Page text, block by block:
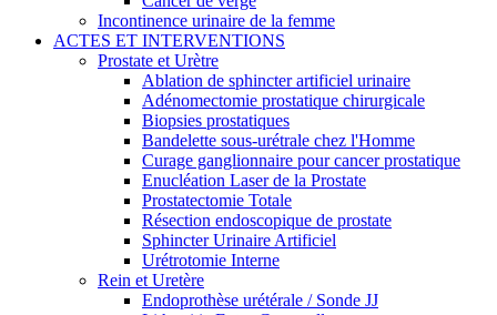
Incontinence urinaire de la femme
ACTES ET INTERVENTIONS
Prostate et Urètre
Ablation de sphincter artificiel urinaire
Adénomectomie prostatique chirurgicale
Biopsies prostatiques
Bandelette sous-urétrale chez l'Homme
Curage ganglionnaire pour cancer prostatique
Enucléation Laser de la Prostate
Prostatectomie Totale
Résection endoscopique de prostate
Sphincter Urinaire Artificiel
Urétrotomie Interne
Rein et Uretère
Endoprothèse urétérale / Sonde JJ